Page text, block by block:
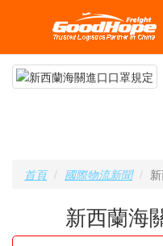
首頁 國際物流新聞
新西蘭海